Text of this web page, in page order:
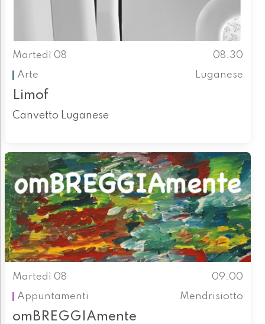
Martedì 08
08.30
Arte
Luganese
Limof
Canvetto Luganese
Martedì 08
09.00
Appuntamenti
Mendrisiotto
omBREGGIAmente